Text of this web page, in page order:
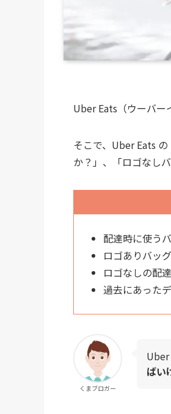
Uber Eats（ウーバー
そこで、Uber Eats
か？」、「ロゴなし
配達時に使う
ロゴありバッ
ロゴなしの配
過去にあった
くまブロガー
Uber
ばい